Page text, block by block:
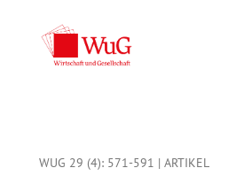
WUG 29 (4): 571-591 | ARTIKEL